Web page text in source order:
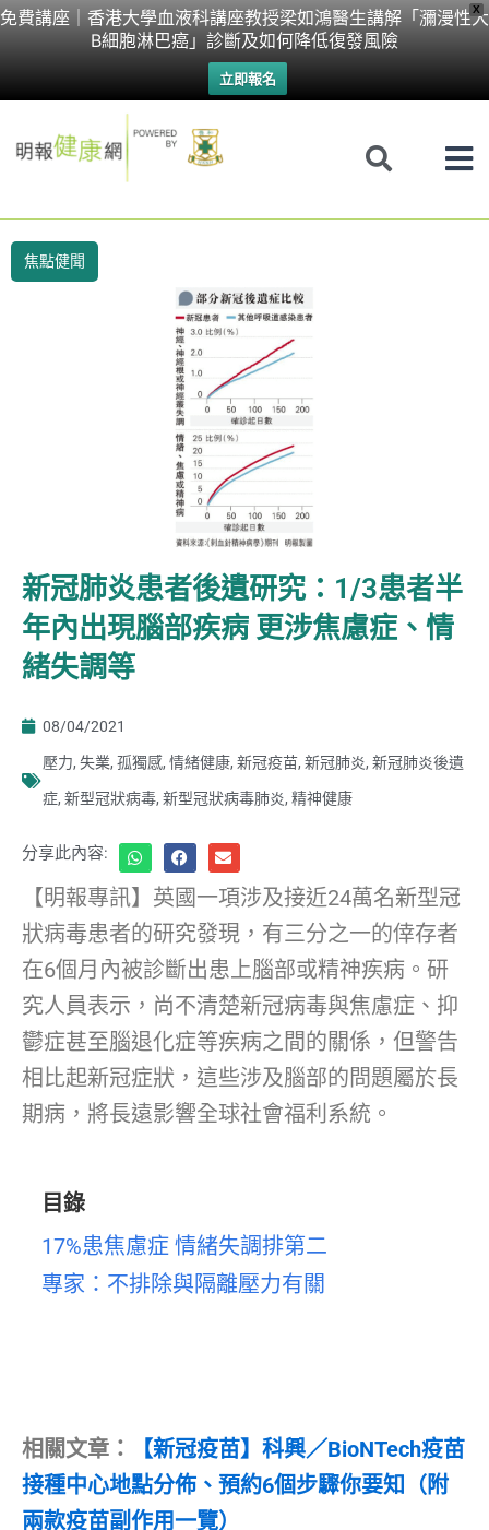
X
免費講座｜香港大學血液科講座教授梁如鴻醫生講解「瀰漫性大
B細胞淋巴癌」診斷及如何降低復發風險
立即報名
Skip
焦點健聞
新冠肺炎患者後遺研究：1/3患者半
年內出現腦部疾病 更涉焦慮症、情
緒失調等
08/04/2021
壓力, 失業, 孤獨感, 情緒健康, 新冠疫苗, 新冠肺炎, 新冠肺炎後遺
症, 新型冠狀病毒, 新型冠狀病毒肺炎, 精神健康
分享此內容:
【明報專訊】英國一項涉及接近24萬名新型冠
狀病毒患者的研究發現，有三分之一的倖存者
在6個月內被診斷出患上腦部或精神疾病。研
究人員表示，尚不清楚新冠病毒與焦慮症、抑
鬱症甚至腦退化症等疾病之間的關係，但警告
相比起新冠症狀，這些涉及腦部的問題屬於長
期病，將長遠影響全球社會福利系統。
目錄
17%患焦慮症 情緒失調排第二
專家：不排除與隔離壓力有關
相關文章：
【新冠疫苗】科興／BioNTech疫苗
接種中心地點分佈、預約6個步驟你要知（附
兩款疫苗副作用一覽）